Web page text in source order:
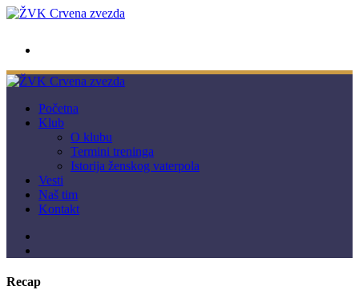
Početna
Klub
O klubu
Termini treninga
Istorija ženskog vaterpola
Vesti
Naš tim
Kontakt
Recap